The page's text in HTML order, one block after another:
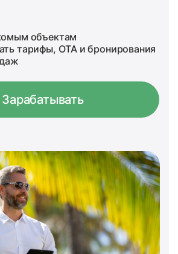
объектам
тарифы, OTA и бронирования
Зарабатывать